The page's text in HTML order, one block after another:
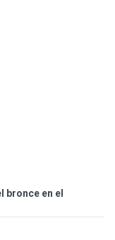
bronce en el